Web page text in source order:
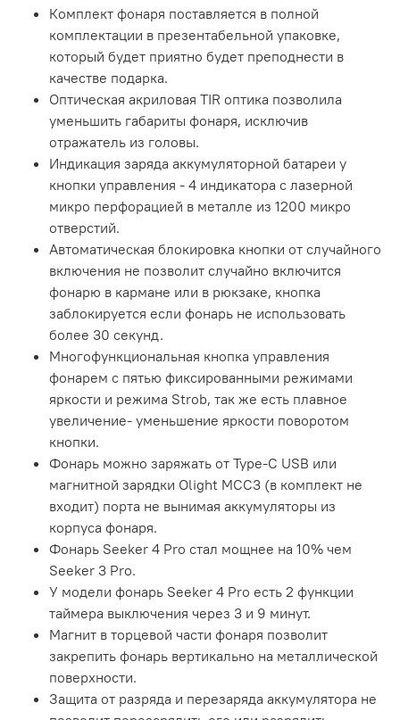
Комплект фонаря поставляется в полной
комплектации в презентабельной упаковке,
который будет приятно будет преподнести в
качестве подарка.
Оптическая акриловая TIR оптика позволила
уменьшить габариты фонаря, исключив
отражатель из головы.
Индикация заряда аккумуляторной батареи у
кнопки управления - 4 индикатора с лазерной
микро перфорацией в металле из 1200 микро
отверстий.
Автоматическая блокировка кнопки от случайного
включения не позволит случайно включится
фонарю в кармане или в рюкзаке, кнопка
заблокируется если фонарь не использовать
более 30 секунд.
Многофункциональная кнопка управления
фонарем с пятью фиксированными режимами
яркости и режима Strob, так же есть плавное
увеличение- уменьшение яркости поворотом
кнопки.
Фонарь можно заряжать от Type-C USB или
магнитной зарядки Olight MCC3 (в комплект не
входит) порта не вынимая аккумуляторы из
корпуса фонаря.
Фонарь Seeker 4 Pro стал мощнее на 10% чем
Seeker 3 Pro.
У модели фонарь Seeker 4 Pro есть 2 функции
таймера выключения через 3 и 9 минут.
Магнит в торцевой части фонаря позволит
закрепить фонарь вертикально на металлической
поверхности.
Защита от разряда и перезаряда аккумулятора не